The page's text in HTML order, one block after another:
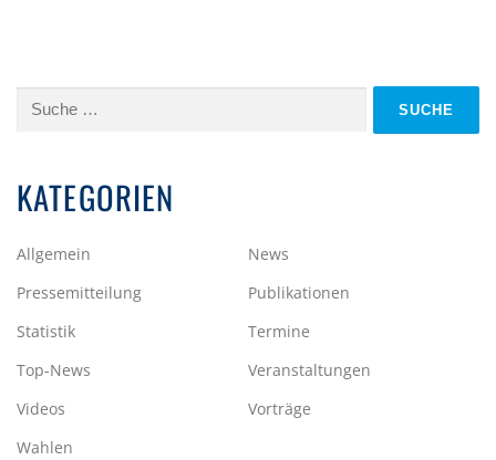
Suche
KATEGORIEN
Allgemein
News
Pressemitteilung
Publikationen
Statistik
Termine
Top-News
Veranstaltungen
Videos
Vorträge
Wahlen